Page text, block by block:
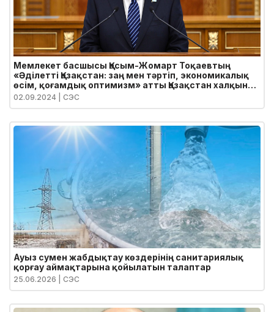
Мемлекет басшысы Қасым-Жомарт Тоқаевтың
«Әділетті Қазақстан: заң мен тәртіп, экономикалық
өсім, қоғамдық оптимизм» атты Қазақстан халқына
Жолдауы
02.09.2024 | СЭС
Ауыз сумен жабдықтау көздерінің санитариялық
қорғау аймақтарына қойылатын талаптар
25.06.2026 | СЭС